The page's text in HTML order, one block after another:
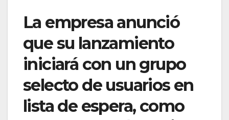
La empresa anunció
que su lanzamiento
iniciará con un grupo
selecto de usuarios en
lista de espera, como